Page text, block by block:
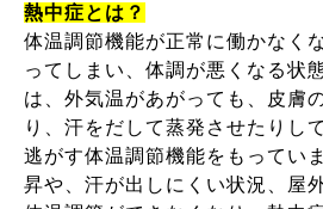
熱中症とは？
体温調節機能が正常に働かなく
ってしまい、体調が悪くなる状
は、外気温があがっても、皮膚
り、汗をだして蒸発させたりし
逃がす体温調節機能をもってい
昇や、汗が出しにくい状況、屋